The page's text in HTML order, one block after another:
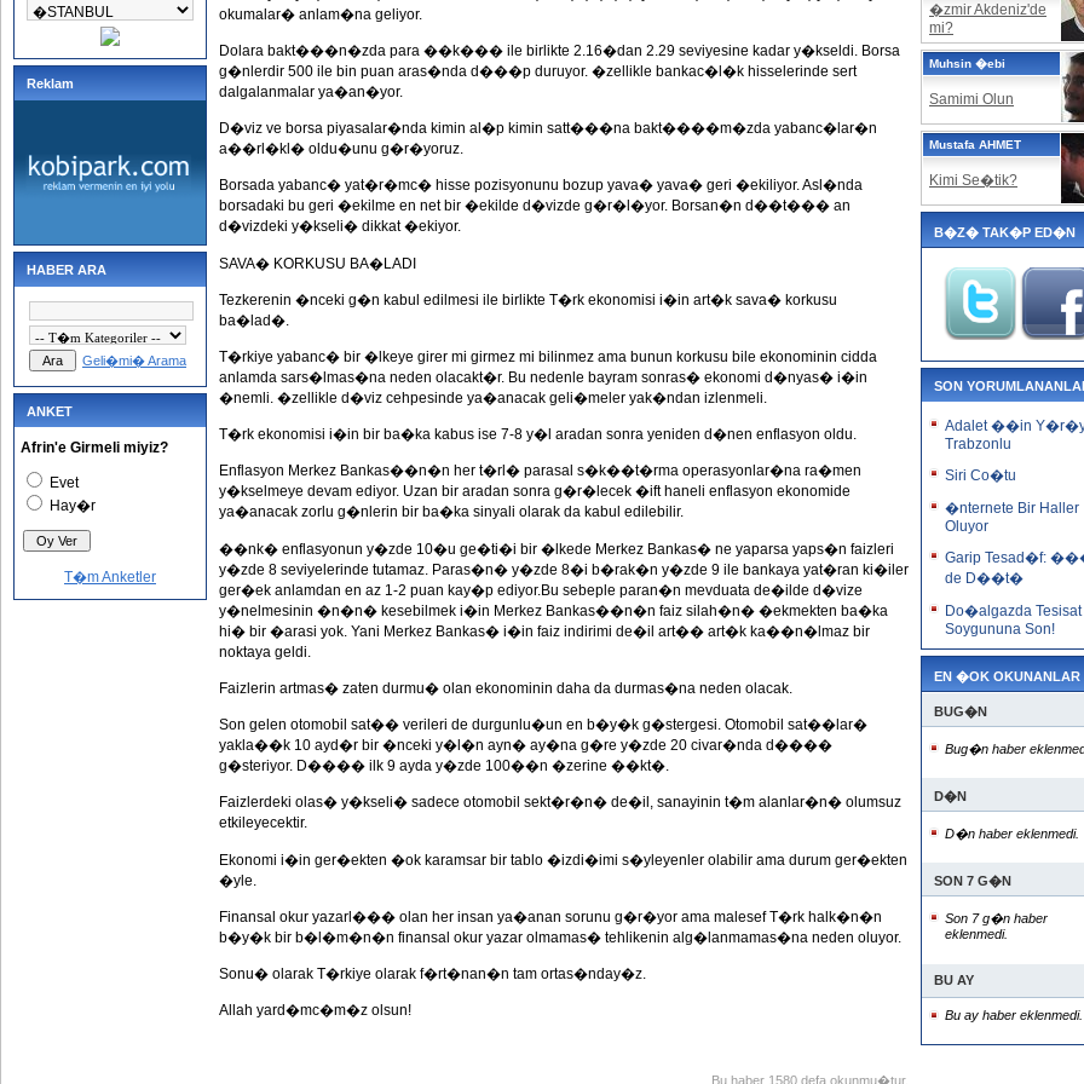
Reklam
HABER ARA
Geli�mi� Arama
ANKET
Afrin'e Girmeli miyiz?
Evet
Hay�r
T�m Anketler
okumalar� anlam�na geliyor.
Dolara bakt���n�zda para ��k��� ile birlikte 2.16�dan 2.29 seviyesine kadar y�kseldi. Borsa
g�nlerdir 500 ile bin puan aras�nda d���p duruyor. �zellikle bankac�l�k hisselerinde sert
dalgalanmalar ya�an�yor.
D�viz ve borsa piyasalar�nda kimin al�p kimin satt���na bakt����m�zda yabanc�lar�n
a��rl�kl� oldu�unu g�r�yoruz.
Borsada yabanc� yat�r�mc� hisse pozisyonunu bozup yava� yava� geri �ekiliyor. Asl�nda
borsadaki bu geri �ekilme en net bir �ekilde d�vizde g�r�l�yor. Borsan�n d��t��� an
d�vizdeki y�kseli� dikkat �ekiyor.
SAVA� KORKUSU BA�LADI
Tezkerenin �nceki g�n kabul edilmesi ile birlikte T�rk ekonomisi i�in art�k sava� korkusu
ba�lad�.
T�rkiye yabanc� bir �lkeye girer mi girmez mi bilinmez ama bunun korkusu bile ekonominin cidda
anlamda sars�lmas�na neden olacakt�r. Bu nedenle bayram sonras� ekonomi d�nyas� i�in
�nemli. �zellikle d�viz cehpesinde ya�anacak geli�meler yak�ndan izlenmeli.
T�rk ekonomisi i�in bir ba�ka kabus ise 7-8 y�l aradan sonra yeniden d�nen enflasyon oldu.
Enflasyon Merkez Bankas��n�n her t�rl� parasal s�k��t�rma operasyonlar�na ra�men
y�kselmeye devam ediyor. Uzan bir aradan sonra g�r�lecek �ift haneli enflasyon ekonomide
ya�anacak zorlu g�nlerin bir ba�ka sinyali olarak da kabul edilebilir.
��nk� enflasyonun y�zde 10�u ge�ti�i bir �lkede Merkez Bankas� ne yaparsa yaps�n faizleri
y�zde 8 seviyelerinde tutamaz. Paras�n� y�zde 8�i b�rak�n y�zde 9 ile bankaya yat�ran ki�iler
ger�ek anlamdan en az 1-2 puan kay�p ediyor.Bu sebeple paran�n mevduata de�ilde d�vize
y�nelmesinin �n�n� kesebilmek i�in Merkez Bankas��n�n faiz silah�n� �ekmekten ba�ka
hi� bir �arasi yok. Yani Merkez Bankas� i�in faiz indirimi de�il art�� art�k ka��n�lmaz bir
noktaya geldi.
Faizlerin artmas� zaten durmu� olan ekonominin daha da durmas�na neden olacak.
Son gelen otomobil sat�� verileri de durgunlu�un en b�y�k g�stergesi. Otomobil sat��lar�
yakla��k 10 ayd�r bir �nceki y�l�n ayn� ay�na g�re y�zde 20 civar�nda d����
g�steriyor. D���� ilk 9 ayda y�zde 100��n �zerine ��kt�.
Faizlerdeki olas� y�kseli� sadece otomobil sekt�r�n� de�il, sanayinin t�m alanlar�n� olumsuz
etkileyecektir.
Ekonomi i�in ger�ekten �ok karamsar bir tablo �izdi�imi s�yleyenler olabilir ama durum ger�ekten
�yle.
Finansal okur yazarl��� olan her insan ya�anan sorunu g�r�yor ama malesef T�rk halk�n�n
b�y�k bir b�l�m�n�n finansal okur yazar olmamas� tehlikenin alg�lanmamas�na neden oluyor.
Sonu� olarak T�rkiye olarak f�rt�nan�n tam ortas�nday�z.
Allah yard�mc�m�z olsun!
Bu haber 1580 defa okunmu�tur.
�zmir Akdeniz'de
mi?
Muhsin �ebi
Samimi Olun
Mustafa AHMET
Kimi Se�tik?
B�Z� TAK�P ED�N
SON
Adalet ��in
Trabzonlu
Siri Co�tu
�nternete Bir Haller
Oluyor
Garip Tesad�f:
de D��t�
Do�algazda Tesisat
Soygununa Son!
EN �OK OKUNANLAR
BUG�N
Bug�n haber
D�N
D�n haber eklenmedi.
SON 7 G�N
Son 7 g�n haber
eklenmedi.
BU AY
Bu ay haber eklenmedi.